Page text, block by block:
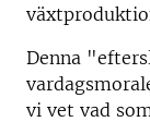
Denna
vi vet vad